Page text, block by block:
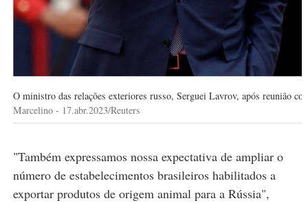
O ministro das relações exteriores russo, Serguei Lavrov, após reunião
Marcelino - 17.abr.2023/Reuters
"Também expressamos nossa expectativa de ampliar o
número de estabelecimentos brasileiros habilitados a
exportar produtos de origem animal para a Rússia",